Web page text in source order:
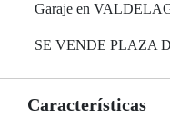
Garaje en
SE VENDE PLAZA
Características